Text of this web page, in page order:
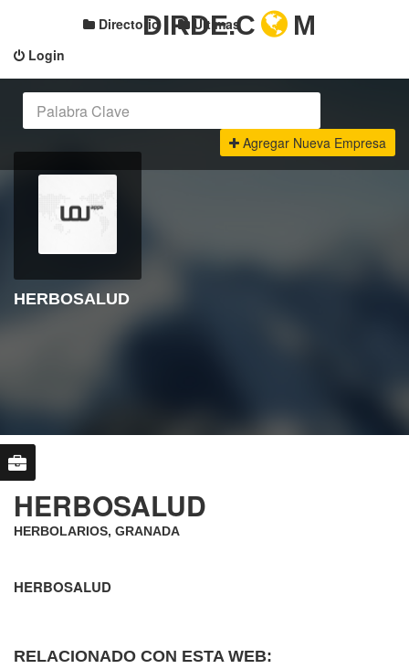
Login
Directorio Últimas
DIRDE.C M
Agregar Nueva Empresa
HERBOSALUD
HERBOSALUD
HERBOLARIOS, GRANADA
HERBOSALUD
RELACIONADO CON ESTA WEB: